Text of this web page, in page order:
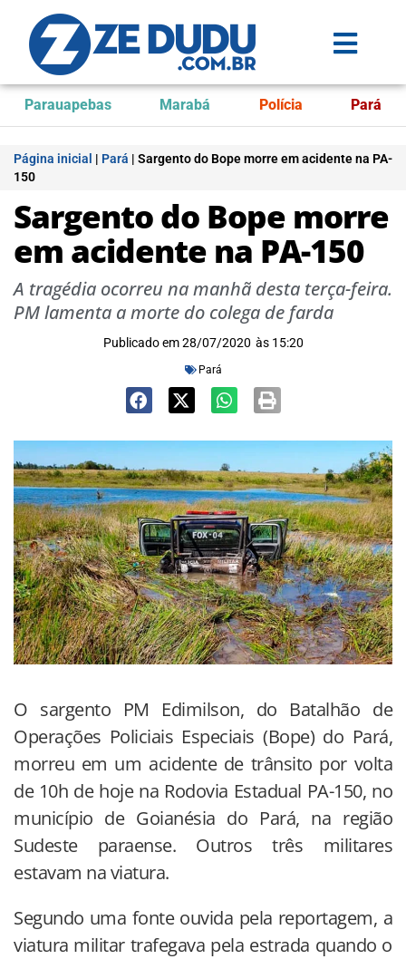
Parauapebas Marabá Polícia Pará
Página inicial | Pará | Sargento do Bope morre em acidente na PA-
150
Sargento do Bope morre
em acidente na PA-150
A tragédia ocorreu na manhã desta terça-feira.
PM lamenta a morte do colega de farda
Publicado em 28/07/2020 às 15:20
Pará
O sargento PM Edimilson, do Batalhão de
Operações Policiais Especiais (Bope) do Pará,
morreu em um acidente de trânsito por volta
de 10h de hoje na Rodovia Estadual PA-150, no
município de Goianésia do Pará, na região
Sudeste paraense. Outros três militares
estavam na viatura.
Segundo uma fonte ouvida pela reportagem, a
viatura militar trafegava pela estrada quando o